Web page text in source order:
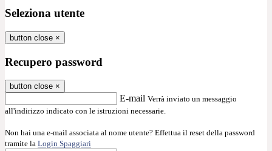
Seleziona utente
button close ×
Recupero password
button close ×
E-mail Verrà inviato un messaggio
all'indirizzo indicato con le istruzioni necessarie.
Non hai una e-mail associata al nome utente? Effettua il reset della password
tramite la Login Spaggiari